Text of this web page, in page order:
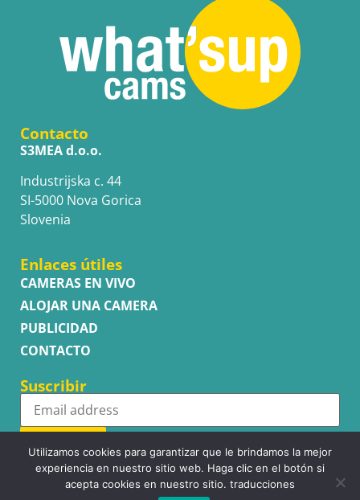
Contacto
S3MEA d.o.o.
Industrijska c. 44
SI-5000 Nova Gorica
Slovenia
Enlaces útiles
CAMERAS EN VIVO
ALOJAR UNA CAMERA
PUBLICIDAD
CONTACTO
Suscribir
Subscribe
Utilizamos cookies para garantizar que le brindamos la mejor
experiencia en nuestro sitio web. Haga clic en el botón si
acepta cookies en nuestro sitio. traducciones